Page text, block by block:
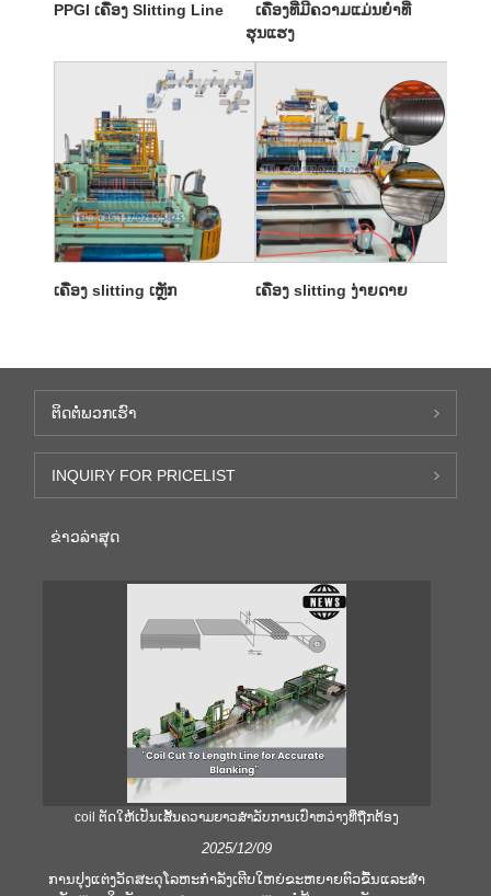
PPGI ເຄື່ອງ Slitting Line
ເຄື່ອງທີ່ມີຄວາມແມ່ນຍໍາທີ່
ຮຸນແຮງ
ເຄື່ອງ slitting ເຫຼັກ ເຄື່ອງ slitting ງ່າຍດາຍ
ຕິດ​ຕໍ່​ພວກ​ເຮົາ
INQUIRY FOR PRICELIST
ຂ່າວ​ລ່າ​ສຸດ
coil ຕັດໃຫ້ເປັນເສັ້ນຄວາມຍາວສໍາລັບການເປົ່າຫວ່າງທີ່ຖືກຕ້ອງ
2025/12/09
ການປຸງແຕ່ງວັດສະດຸໂລຫະກໍາລັງເຕີບໃຫຍ່ຂະຫຍາຍຕົວຂື້ນແລະສໍາ